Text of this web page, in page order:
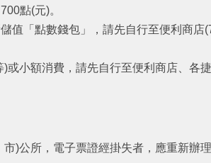
點(元)。
值「點數錢包」，請先自行至便利商店
小額消費，請先自行至便利商店、各
)公所，電子票證經掛失者，應重新辦